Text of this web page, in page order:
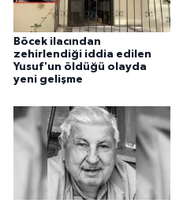
Böcek ilacından
zehirlendiği iddia edilen
Yusuf'un öldüğü olayda
yeni gelişme